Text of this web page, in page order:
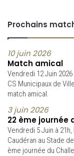
Prochains
10 juin 2026
Match amical
Vendredi 12 Juin
CS Municipaux de
match amical.
3 juin 2026
22 ème journée
Vendredi 5 Juin à
Caudéran au Stade
ème journée du